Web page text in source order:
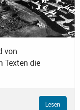
von
Texten die
Lesen